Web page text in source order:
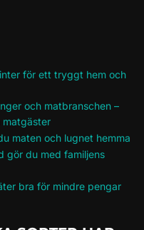
för ett tryggt hem och
och matbranschen –
matgäster
maten och lugnet hemma
gör du med familjens
bra för mindre pengar